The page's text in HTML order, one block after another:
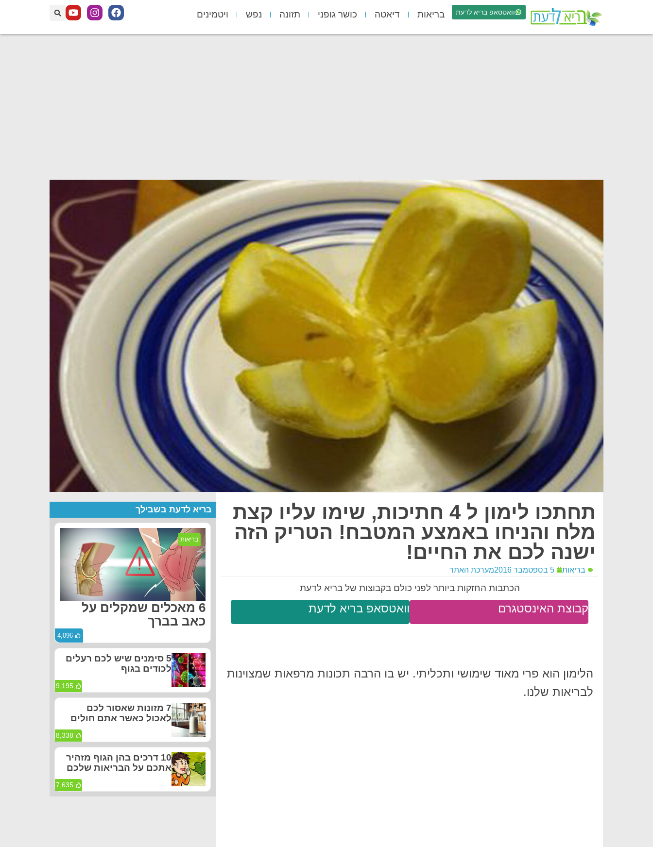
וואטסאפ בריא לדעת בריאות דיאטה כושר גופני תזונה נפש ויטמינים
תחתכו לימון ל 4 חתיכות, שימו עליו קצת
מלח והניחו באמצע המטבח! הטריק הזה
ישנה לכם את החיים!
בריאות 5 בספטמבר 2016 מערכת האתר
הכתבות החזקות ביותר לפני כולם בקבוצות של בריא לדעת
וואטסאפ בריא לדעת קבוצת האינסטגרם
הלימון הוא פרי מאוד שימושי ותכליתי. יש בו הרבה תכונות מרפאות שמצוינות
לבריאות שלנו.
בריא לדעת בשבילך
בריאות
6 מאכלים שמקלים על
כאב בברך
4,096
5 סימנים שיש לכם רעלים
לכודים בגוף
9,195
7 מזונות שאסור לכם
לאכול כאשר אתם חולים
8,338
10 דרכים בהן הגוף מזהיר
אתכם על הבריאות שלכם
7,635